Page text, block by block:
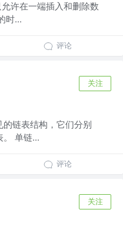
许在一端插入和删除数
时...
评论
关注
链表结构，它们分别
。 单链...
评论
关注